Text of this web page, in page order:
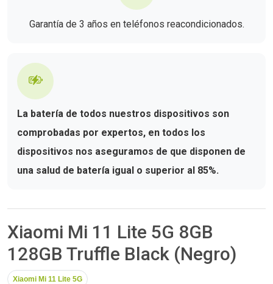
Garantía de 3 años en teléfonos reacondicionados.
La batería de todos nuestros dispositivos son
comprobadas por expertos, en todos los
dispositivos nos aseguramos de que disponen de
una salud de batería igual o superior al 85%.
Xiaomi Mi 11 Lite 5G 8GB
128GB Truffle Black (Negro)
Xiaomi Mi 11 Lite 5G